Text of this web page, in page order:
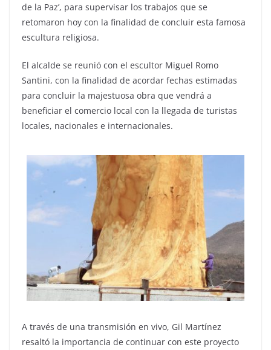
de la Paz’, para supervisar los trabajos que se
retomaron hoy con la finalidad de concluir esta famosa
escultura religiosa.
El alcalde se reunió con el escultor Miguel Romo
Santini, con la finalidad de acordar fechas estimadas
para concluir la majestuosa obra que vendrá a
beneficiar el comercio local con la llegada de turistas
locales, nacionales e internacionales.
A través de una transmisión en vivo, Gil Martínez
resaltó la importancia de continuar con este proyecto